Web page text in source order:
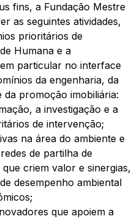
fins, a Fundação Mestre
as seguintes atividades,
prioritários de
Humana e a
particular no interface
da engenharia, da
promoção imobiliária:
a investigação e a
de intervenção;
na área do ambiente e
de partilha de
criem valor e sinergias,
desempenho ambiental
que apoiem a